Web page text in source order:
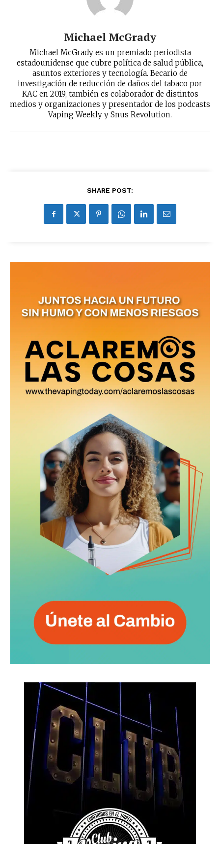
Michael McGrady
Michael McGrady es un premiado periodista
estadounidense que cubre política de salud pública,
asuntos exteriores y tecnología. Becario de
investigación de reducción de daños del tabaco por
KAC en 2019, también es colaborador de distintos
medios y organizaciones y presentador de los podcasts
Vaping Weekly y Snus Revolution.
SHARE POST: